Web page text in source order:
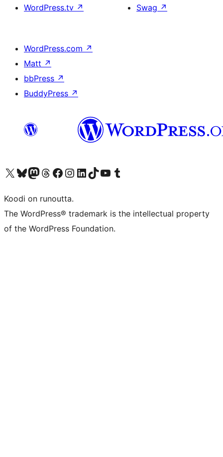
WordPress.tv ↗
Swag ↗
WordPress.com ↗
Matt ↗
bbPress ↗
BuddyPress ↗
Visit our X (formerly Twitter) account
Visit our Bluesky account
Visit our Mastodon account
Visit our Threads account
Visit our Facebook page
Visit our Instagram account
Visit our LinkedIn account
Visit our TikTok account
Näytä YouTube-kanava
Visit our Tumblr account
Koodi on runoutta.
The WordPress® trademark is the intellectual property
of the WordPress Foundation.